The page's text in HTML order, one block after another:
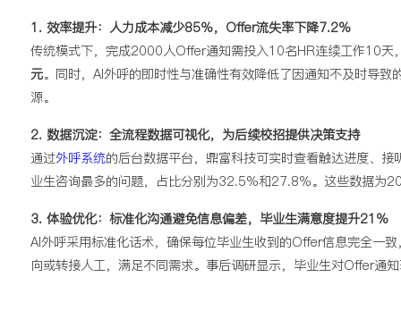
1. 效率提升：人力成本减少85%，Offer流失率下降7.2%
传统模式下，完成2000人Offer通知需投入10名HR连续工作10天
元。同时，AI外呼的即时性与准确性有效降低了因通知不及时导
源。
2. 数据沉淀：全流程数据可视化，为后续校招提供决策支持
通过外呼系统的后台数据平台，鼎富科技可实时查看触达进度、
业生咨询最多的问题，占比分别为32.5%和27.8%。这些数据为
3. 体验优化：标准化沟通避免信息偏差，毕业生满意度提升21%
AI外呼采用标准化话术，确保每位毕业生收到的Offer信息完全一
向或转接人工，满足不同需求。事后调研显示，毕业生对Offer通